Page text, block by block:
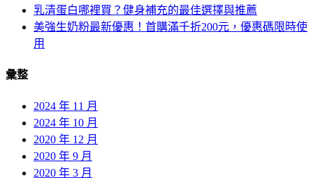
乳清蛋白哪裡買？健身補充的最佳選擇與推薦
美強生奶粉最新優惠！首購滿千折200元，優惠碼限時使
用
彙整
2024 年 11 月
2024 年 10 月
2020 年 12 月
2020 年 9 月
2020 年 3 月